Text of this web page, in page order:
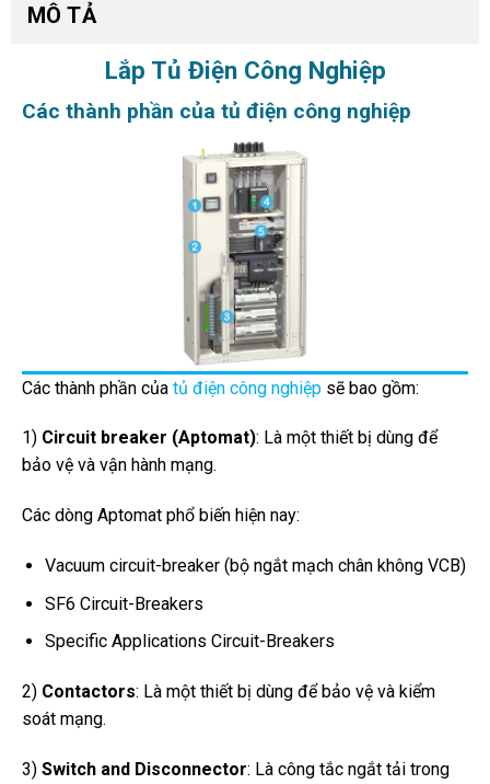
MÔ TẢ
Lắp Tủ Điện Công Nghiệp
Các thành phần của tủ điện công nghiệp
Các thành phần của tủ điện công nghiệp sẽ bao gồm:
1) Circuit breaker (Aptomat): Là một thiết bị dùng để
bảo vệ và vận hành mạng.
Các dòng Aptomat phổ biến hiện nay:
Vacuum circuit-breaker (bộ ngắt mạch chân không VCB)
SF6 Circuit-Breakers
Specific Applications Circuit-Breakers
2) Contactors: Là một thiết bị dùng để bảo vệ và kiểm
soát mạng.
3) Switch and Disconnector: Là công tắc ngắt tải trong